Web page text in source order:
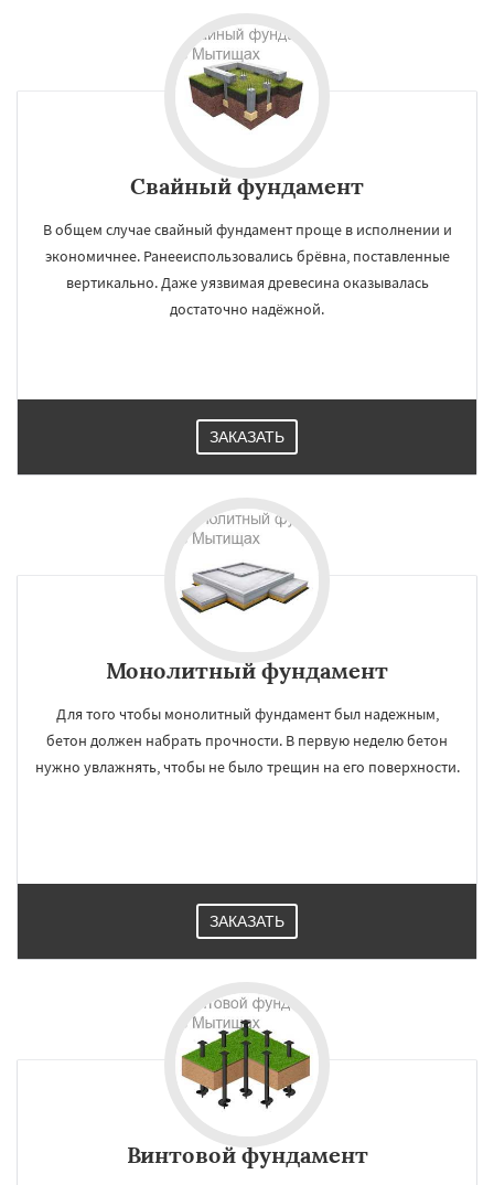
Свайный фундамент
В общем случае свайный фундамент проще в исполнении и
экономичнее. Ранееиспользовались брёвна, поставленные
вертикально. Даже уязвимая древесина оказывалась
достаточно надёжной.
ЗАКАЗАТЬ
Монолитный фундамент
Для того чтобы монолитный фундамент был надежным,
бетон должен набрать прочности. В первую неделю бетон
нужно увлажнять, чтобы не было трещин на его поверхности.
ЗАКАЗАТЬ
Винтовой фундамент